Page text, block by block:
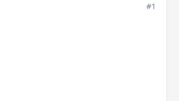
#1